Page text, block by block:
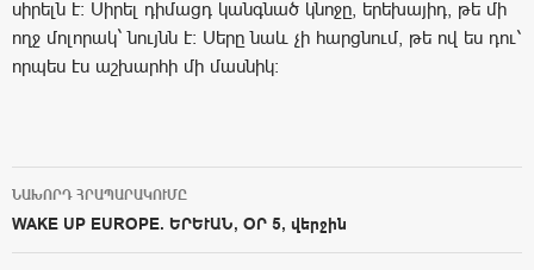
սիրելն է: Սիրել դիմացդ կանգնած կնոջը, երեխայիդ, թե մի
ողջ մոլորակ` նույնն է: Սերը նաև չի հարցնում, թե ով ես դու՝
որպես էս աշխարհի մի մասնիկ:
Post navigation
ՆԱԽՈՐԴ ՀՐԱՊԱՐԱԿՈՒՄԸ
WAKE UP EUROPE. ԵՐԵՒԱՆ, ՕՐ 5, վերջին